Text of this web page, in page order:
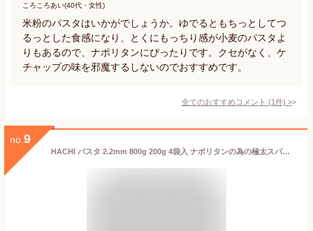
ころころあい(40代・女性)
米粉のパスタはいかがでしょうか。ゆでるともちっとしてつ
るっとした食感になり、とくにもっちり感が小麦のパスタよ
りもあるので、ナポリタンにぴったりです。クセがなく、ケ
チャップの味を邪魔するしないのでおすすめです。
全てのおすすめコメント (1件) >
no. 9
HACHI パスタ 2.2mm 800g 200g 4袋入 ナポリタンの為の極太スパゲッティ モチモチの太麺 ギフト プレゼント レストランハチ